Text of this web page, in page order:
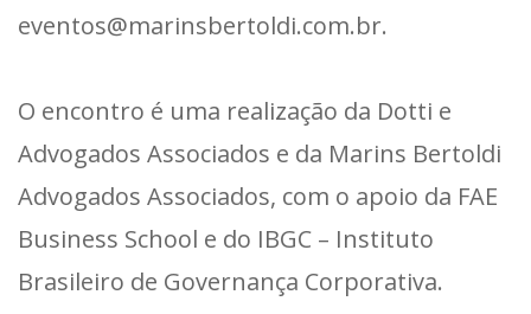
eventos@marinsbertoldi.com.br.
O encontro é uma realização da Dotti e
Advogados Associados e da Marins Bertoldi
Advogados Associados, com o apoio da FAE
Business School e do IBGC – Instituto
Brasileiro de Governança Corporativa.